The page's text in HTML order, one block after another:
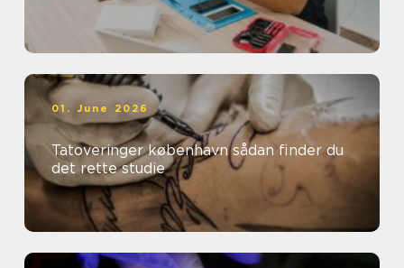
01. June 2026
Tatoveringer københavn sådan finder du
det rette studie